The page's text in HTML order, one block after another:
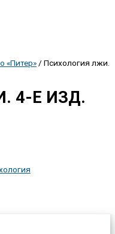
«Питер» / Психология лжи.
4-Е ИЗД.